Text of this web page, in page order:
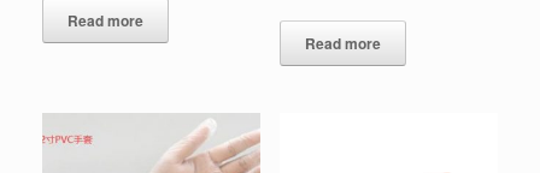
Read more
Read more